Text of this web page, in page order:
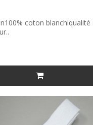
coton